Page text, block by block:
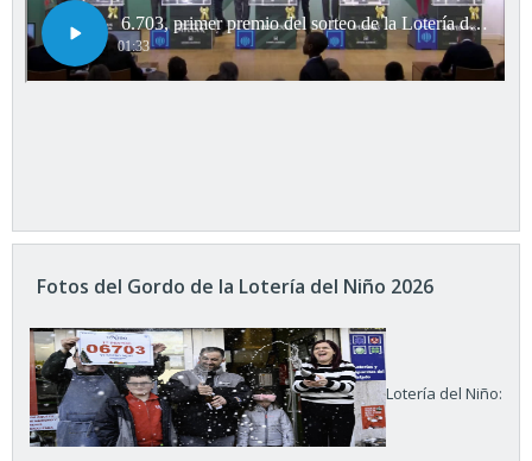
Fotos del Gordo de la Lotería del Niño 2026
Lotería del Niño: